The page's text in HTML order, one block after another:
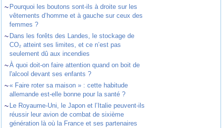
~ Pourquoi les boutons sont-ils à droite sur les
vêtements d’homme et à gauche sur ceux des
femmes ?
~ Dans les forêts des Landes, le stockage de
CO₂ atteint ses limites, et ce n’est pas
seulement dû aux incendies
~À quoi doit-on faire attention quand on boit de
l'alcool devant ses enfants ?
~« Faire roter sa maison » : cette habitude
allemande est-elle bonne pour la santé ?
~ Le Royaume-Uni, le Japon et l’Italie peuvent-ils
réussir leur avion de combat de sixième
génération là où la France et ses partenaires